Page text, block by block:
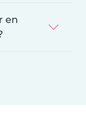
en